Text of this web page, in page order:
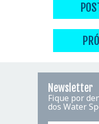
Newsletter
Fique por
dos Water